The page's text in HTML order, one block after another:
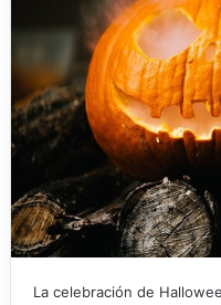
La celebración de